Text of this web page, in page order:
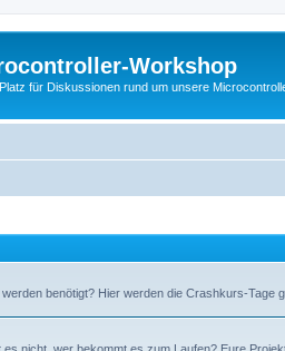
Workshop
für Diskussionen rund um unsere
benötigt? Hier werden die Crashkurs-Tage